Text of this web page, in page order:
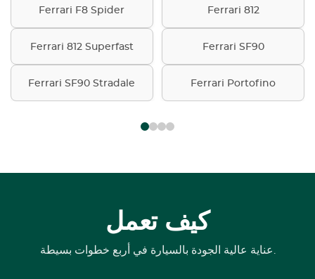
Ferrari F8 Spider Ferrari 812
Ferrari 812 Superfast Ferrari SF90
Ferrari SF90 Stradale Ferrari Portofino
كيف تعمل
عناية عالية الجودة بالسيارة في أربع خطوات بسيطة.